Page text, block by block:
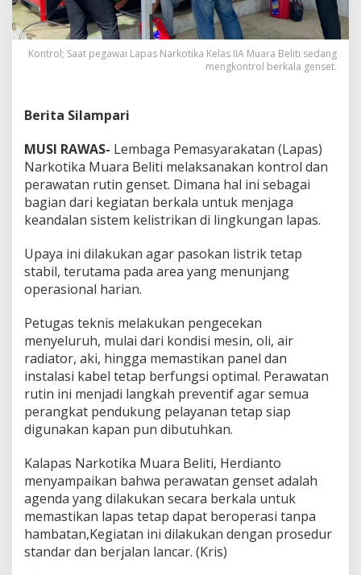
i
s
t
e
i
k
,
u
t
n
K
r
o
l
e
r
k
a
G
e
n
s
e
t
Kontrol; Saat pegawai Lapas Narkotika Kelas IIA Muara Beliti sedang
mengkontrol berkala genset.
Berita Silampari
MUSI RAWAS- Lembaga Pemasyarakatan (Lapas)
Narkotika Muara Beliti melaksanakan kontrol dan
perawatan rutin genset. Dimana hal ini sebagai
bagian dari kegiatan berkala untuk menjaga
keandalan sistem kelistrikan di lingkungan lapas.
Upaya ini dilakukan agar pasokan listrik tetap
stabil, terutama pada area yang menunjang
operasional harian.
Petugas teknis melakukan pengecekan
menyeluruh, mulai dari kondisi mesin, oli, air
radiator, aki, hingga memastikan panel dan
instalasi kabel tetap berfungsi optimal. Perawatan
rutin ini menjadi langkah preventif agar semua
perangkat pendukung pelayanan tetap siap
digunakan kapan pun dibutuhkan.
Kalapas Narkotika Muara Beliti, Herdianto
menyampaikan bahwa perawatan genset adalah
agenda yang dilakukan secara berkala untuk
memastikan lapas tetap dapat beroperasi tanpa
hambatan,Kegiatan ini dilakukan dengan prosedur
standar dan berjalan lancar. (Kris)